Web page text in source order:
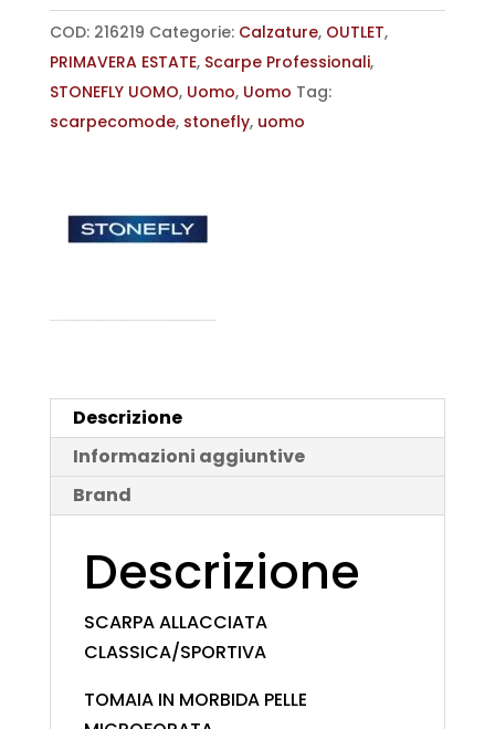
MAN
32
STONEFLY
UOMO
quantità
COD: 216219 Categorie: Calzature, OUTLET,
PRIMAVERA ESTATE, Scarpe Professionali,
STONEFLY UOMO, Uomo, Uomo Tag:
scarpecomode, stonefly, uomo
Descrizione
Informazioni aggiuntive
Brand
Descrizione
SCARPA ALLACCIATA
CLASSICA/SPORTIVA
TOMAIA IN MORBIDA PELLE